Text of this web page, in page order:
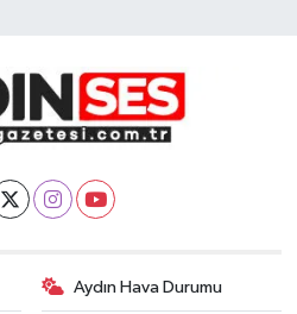
Aydın Hava Durumu